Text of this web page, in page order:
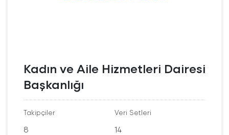
Kadın ve Aile Hizmetleri Dairesi
Başkanlığı
Takipçiler
8
Veri Setleri
14